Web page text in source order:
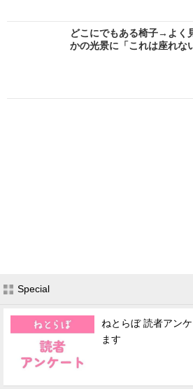
どこにでもある椅子→よ
かの光景に「これは座れな
Special
ねとらぼ 読者アン
ます